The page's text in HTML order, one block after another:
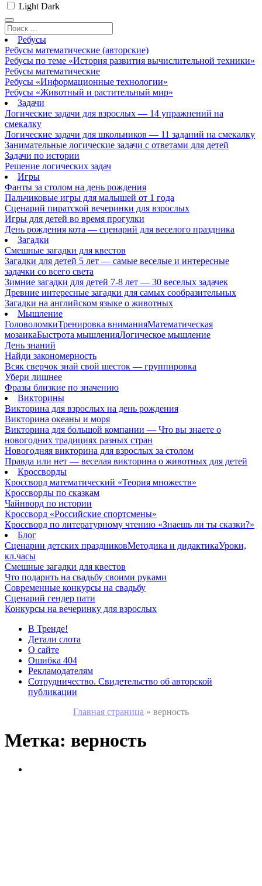
Light Dark
Ребусы
Ребусы математические (авторские)
Ребусы по теме «История развития вычислительной техники»
Ребусы математические
Ребусы «Информационные технологии»
Ребусы «Животный и растительный мир»
Задачи
Логические задачи для взрослых — 14 упражнений на
смекалку
Логические задачи для школьников — 11 заданий на смекалку
Занимательные логические задачи с ответами для детей
Задачи по истории
Решение логических задач
Игры
Фанты за столом на день рождения
Пальчиковые игры для малышей от 1 года
Сценарий пиратской вечеринки для взрослых
Игры для детей во время прогулки
День рождения кота — сценарий для веселого праздника
Загадки
Смешные загадки для квестов
Загадки для детей 5 лет — самые веселые и интересные
задачки со всего света
Зимние загадки для детей 7-8 лет — 30 веселых задачек
Древние интересные загадки для самых сообразительных
Загадки на английском языке о животных
Мышление
ГоловоломкиТренировка вниманияМатематическая
мозаикаБыстрота мышленияЛогическое мышление
День знаний
Найди закономерность
Всяк сверчок знай свой шесток — группировка
Убери лишнее
Фразы близкие по значению
Викторины
Викторина для взрослых на день рождения
Викторина океаны и моря
Викторина для большой компании — Что вы знаете о
новогодних традициях разных стран
Новогодняя викторина для взрослых за столом
Правда или нет — веселая викторина о животных для детей
Кроссворды
Кроссворд математический «Теория множеств»
Кроссворды по сказкам
Чайнворд по истории
Кроссворд «Российские спортсмены»
Кроссворд по литературному чтению «Знаешь ли ты сказки?»
Блог
Сценарии детских праздниковМетодика и дидактикаУроки,
кл.часы
Смешные загадки для квестов
Что подарить на свадьбу своими руками
Современные конкурсы на свадьбу
Сценарий гендер пати
Конкурсы на вечеринку для взрослых
В Тренде!
Детали слота
О сайте
Ошибка 404
Рекламодателям
Сотрудничество. Свидетельство об авторской
публикации
Главная страница » верность
Метка: верность